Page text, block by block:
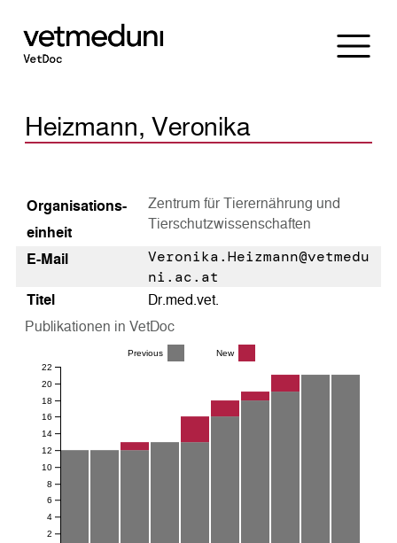
Heizmann, Veronika
Organisations­
einheit
Zentrum für Tierernährung und
Tierschutzwissenschaften
E-Mail
Veronika.Heizmann@vetmedu
ni.ac.at
Titel
Dr.med.vet.
Publikationen in VetDoc
2
4
6
8
10
12
14
16
18
20
22
Previous New